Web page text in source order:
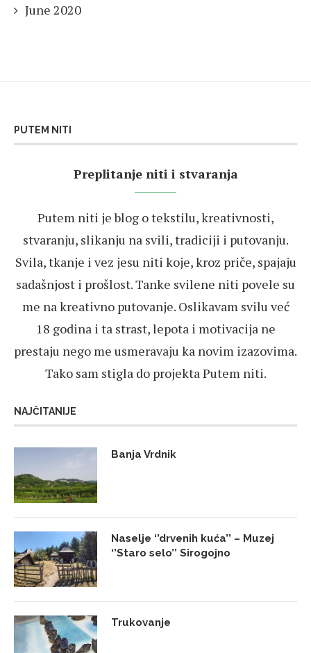
June 2020
PUTEM NITI
Preplitanje niti i stvaranja
Putem niti je blog o tekstilu, kreativnosti,
stvaranju, slikanju na svili, tradiciji i putovanju.
Svila, tkanje i vez jesu niti koje, kroz priče, spajaju
sadašnjost i prošlost. Tanke svilene niti povele su
me na kreativno putovanje. Oslikavam svilu već
18 godina i ta strast, lepota i motivacija ne
prestaju nego me usmeravaju ka novim izazovima.
Tako sam stigla do projekta Putem niti.
NAJČITANIJE
Banja Vrdnik
Naselje ‘’drvenih kuća’’ – Muzej
‘’Staro selo’’ Sirogojno
Trukovanje